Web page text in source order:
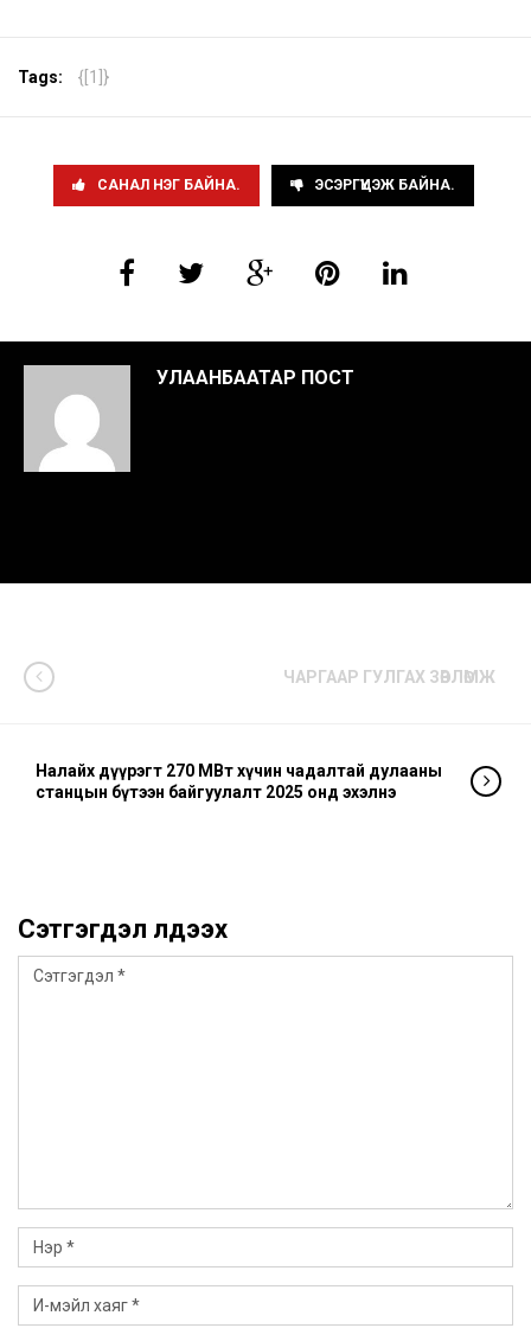
Tags: {[1]}
САНАЛ НЭГ БАЙНА. ЭСЭРГҮҮЦЭЖ БАЙНА.
УЛААНБААТАР ПОСТ
ЧАРГААР ГУЛГАХ ЗӨВЛӨМЖ
Налайх дүүрэгт 270 МВт хүчин чадалтай дулааны
станцын бүтээн байгуулалт 2025 онд эхэлнэ
Сэтгэгдэл үлдээх